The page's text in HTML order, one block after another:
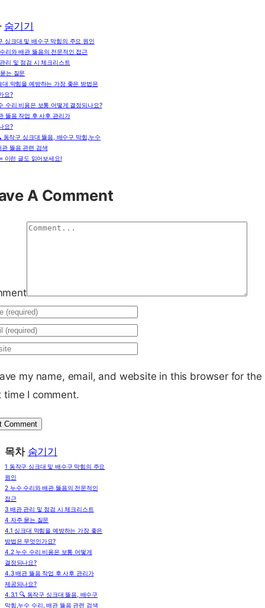
숨기기
싱크대 및 배수구 막힘의 주요 원인
리와 배관 뚫음의 전문적인 접근
리 및 점검 시 체크리스트
는 질문
대 막힘을 예방하는 가장 좋은 방법은
요?
수리 비용은 보통 어떻게 결정되나요?
뚫음 작업 후 사후 관리가
요?
동작구 싱크대 뚫음, 배수구 막힘,누수
관 뚫음 관련 검색
이런 글도 읽어보세요!
A Comment
my name, email, and website in this browser for the
time I comment.
목차 숨기기
1 동작구 싱크대 및 배수구 막힘의 주요
원인
2 누수 수리와 배관 뚫음의 전문적인
접근
3 배관 관리 및 점검 시 체크리스트
4 자주 묻는 질문
4.1 싱크대 막힘을 예방하는 가장 좋은
방법은 무엇인가요?
4.2 누수 수리 비용은 보통 어떻게
결정되나요?
4.3 배관 뚫음 작업 후 사후 관리가
제공되나요?
4.3.1 🔍 동작구 싱크대 뚫음, 배수구
막힘,누수 수리, 배관 뚫음 관련 검색